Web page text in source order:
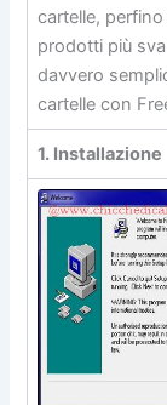
cartelle,
prodotti più
davvero
cartelle con
1. Installazione